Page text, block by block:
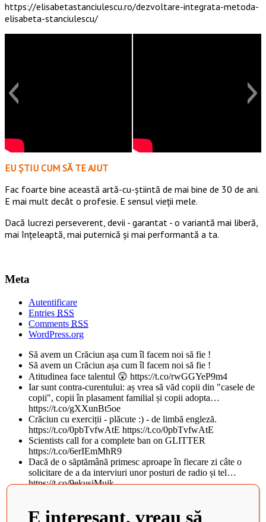
https://elisabetastanciulescu.ro/dezvoltare-integrata-metoda-
elisabeta-stanciulescu/
EU ȘTIU CUM SĂ TE AJUT
Fac foarte bine această artă-cu-știintă de mai bine de 30 de ani.
E mai mult decât o profesie. E sensul vieții mele.
Dacă lucrezi perseverent, devii - garantat - o variantă mai liberă,
mai înțeleaptă, mai puternică și mai performantă a ta.
Meta
Autentificare
Entries RSS
Comments RSS
WordPress.org
Să avem un Crăciun așa cum îl facem noi să fie !
Să avem un Crăciun așa cum îl facem noi să fie !
Atitudinea face talentul 😲 https://t.co/rwGGYeP9m4
Iar sunt contra-curentului: aș vrea să văd copii din "casele de
copii", copii în plasament familial și copii adopta…
https://t.co/gXXunBt5oe
Crăciun cu exerciții - plăcute :) - de limbă engleză.
https://t.co/0pbTvfwAtE https://t.co/0pbTvfwAtE
Scientists call for a complete ban on GLITTER
https://t.co/6erIEmMhR9
Dacă de o săptămână primesc aproape în fiecare zi câte o
solicitare de a da interviuri unor posturi de radio și tel…
https://t.co/9ekusiMujk
https://t.co/tObCifkj49
E interesant, vreau să